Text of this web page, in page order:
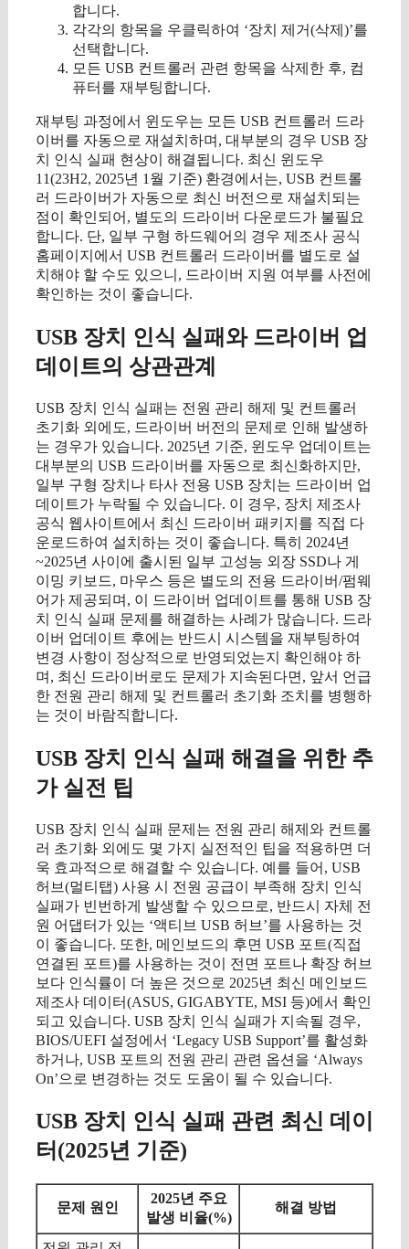
합니다.
각각의 항목을 우클릭하여 ‘장치 제거(삭제)’를
선택합니다.
모든 USB 컨트롤러 관련 항목을 삭제한 후, 컴
퓨터를 재부팅합니다.
재부팅 과정에서 윈도우는 모든 USB 컨트롤러 드라
이버를 자동으로 재설치하며, 대부분의 경우 USB 장
치 인식 실패 현상이 해결됩니다. 최신 윈도우
11(23H2, 2025년 1월 기준) 환경에서는, USB 컨트롤
러 드라이버가 자동으로 최신 버전으로 재설치되는
점이 확인되어, 별도의 드라이버 다운로드가 불필요
합니다. 단, 일부 구형 하드웨어의 경우 제조사 공식
홈페이지에서 USB 컨트롤러 드라이버를 별도로 설
치해야 할 수도 있으니, 드라이버 지원 여부를 사전에
확인하는 것이 좋습니다.
USB 장치 인식 실패와 드라이버 업
데이트의 상관관계
USB 장치 인식 실패는 전원 관리 해제 및 컨트롤러
초기화 외에도, 드라이버 버전의 문제로 인해 발생하
는 경우가 있습니다. 2025년 기준, 윈도우 업데이트는
대부분의 USB 드라이버를 자동으로 최신화하지만,
일부 구형 장치나 타사 전용 USB 장치는 드라이버 업
데이트가 누락될 수 있습니다. 이 경우, 장치 제조사
공식 웹사이트에서 최신 드라이버 패키지를 직접 다
운로드하여 설치하는 것이 좋습니다. 특히 2024년
~2025년 사이에 출시된 일부 고성능 외장 SSD나 게
이밍 키보드, 마우스 등은 별도의 전용 드라이버/펌웨
어가 제공되며, 이 드라이버 업데이트를 통해 USB 장
치 인식 실패 문제를 해결하는 사례가 많습니다. 드라
이버 업데이트 후에는 반드시 시스템을 재부팅하여
변경 사항이 정상적으로 반영되었는지 확인해야 하
며, 최신 드라이버로도 문제가 지속된다면, 앞서 언급
한 전원 관리 해제 및 컨트롤러 초기화 조치를 병행하
는 것이 바람직합니다.
USB 장치 인식 실패 해결을 위한 추
가 실전 팁
USB 장치 인식 실패 문제는 전원 관리 해제와 컨트롤
러 초기화 외에도 몇 가지 실전적인 팁을 적용하면 더
욱 효과적으로 해결할 수 있습니다. 예를 들어, USB
허브(멀티탭) 사용 시 전원 공급이 부족해 장치 인식
실패가 빈번하게 발생할 수 있으므로, 반드시 자체 전
원 어댑터가 있는 ‘액티브 USB 허브’를 사용하는 것
이 좋습니다. 또한, 메인보드의 후면 USB 포트(직접
연결된 포트)를 사용하는 것이 전면 포트나 확장 허브
보다 인식률이 더 높은 것으로 2025년 최신 메인보드
제조사 데이터(ASUS, GIGABYTE, MSI 등)에서 확인
되고 있습니다. USB 장치 인식 실패가 지속될 경우,
BIOS/UEFI 설정에서 ‘Legacy USB Support’를 활성화
하거나, USB 포트의 전원 관리 관련 옵션을 ‘Always
On’으로 변경하는 것도 도움이 될 수 있습니다.
USB 장치 인식 실패 관련 최신 데이
터(2025년 기준)
문제 원인
2025년 주요
발생 비율(%)
해결 방법